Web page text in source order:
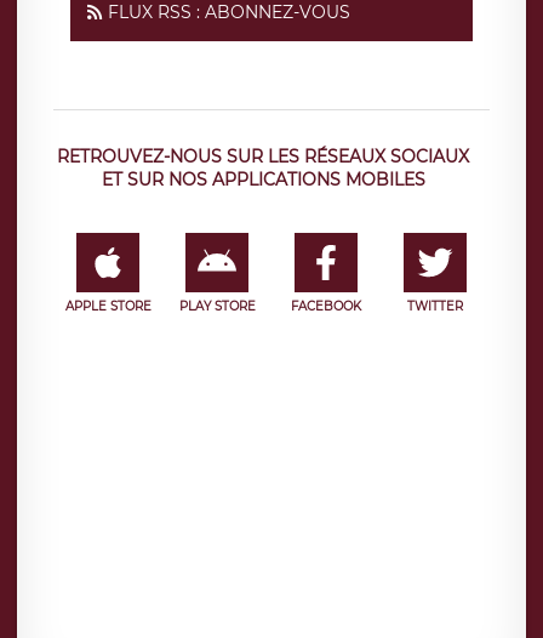
FLUX RSS : ABONNEZ-VOUS
RETROUVEZ-NOUS SUR LES RÉSEAUX SOCIAUX
ET SUR NOS APPLICATIONS MOBILES
APPLE STORE PLAY STORE FACEBOOK TWITTER